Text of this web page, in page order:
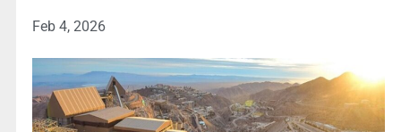
Feb 4, 2026